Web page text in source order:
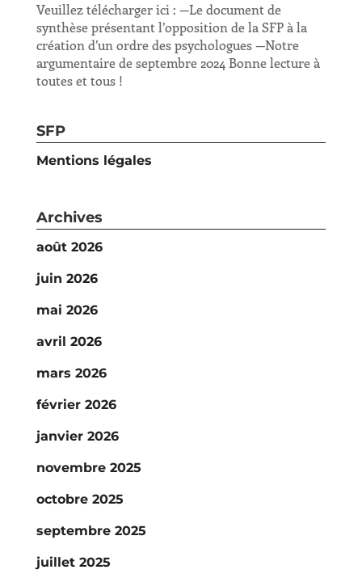
Veuillez télécharger ici : —Le document de
synthèse présentant l’opposition de la SFP à la
création d’un ordre des psychologues —Notre
argumentaire de septembre 2024 Bonne lecture à
toutes et tous !
SFP
Mentions légales
Archives
août 2026
juin 2026
mai 2026
avril 2026
mars 2026
février 2026
janvier 2026
novembre 2025
octobre 2025
septembre 2025
juillet 2025